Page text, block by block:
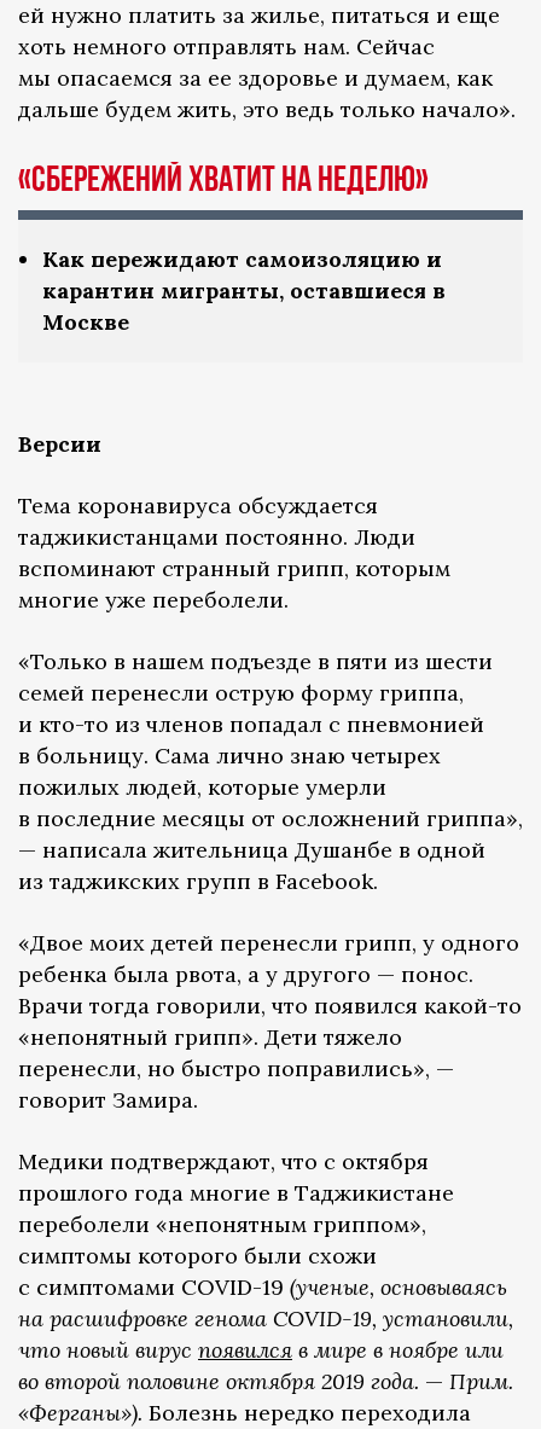
ей нужно платить за жилье, питаться и еще
хоть немного отправлять нам. Сейчас
мы опасаемся за ее здоровье и думаем, как
дальше будем жить, это ведь только начало».
«Сбережений хватит на неделю»
Как пережидают самоизоляцию и
карантин мигранты, оставшиеся в
Москве
Версии
Тема коронавируса обсуждается
таджикистанцами постоянно. Люди
вспоминают странный грипп, которым
многие уже переболели.
«Только в нашем подъезде в пяти из шести
семей перенесли острую форму гриппа,
и кто-то из членов попадал с пневмонией
в больницу. Сама лично знаю четырех
пожилых людей, которые умерли
в последние месяцы от осложнений гриппа»,
— написала жительница Душанбе в одной
из таджикских групп в Facebook.
«Двое моих детей перенесли грипп, у одного
ребенка была рвота, а у другого — понос.
Врачи тогда говорили, что появился какой-то
«непонятный грипп». Дети тяжело
перенесли, но быстро поправились», —
говорит Замира.
Медики подтверждают, что с октября
прошлого года многие в Таджикистане
переболели «непонятным гриппом»,
симптомы которого были схожи
с симптомами COVID-19 (ученые, основываясь
на расшифровке генома COVID-19, установили,
что новый вирус появился в мире в ноябре или
во второй половине октября 2019 года. — Прим.
«Ферганы»). Болезнь нередко переходила